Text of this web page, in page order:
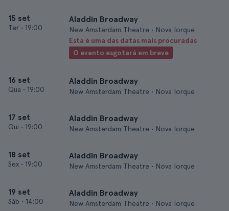
15 set
Ter • 19:00
Aladdin Broadway
New Amsterdam Theatre • Nova Iorque
Esta é uma das datas mais procuradas
O evento esgotará em breve
16 set
Qua • 19:00
Aladdin Broadway
New Amsterdam Theatre • Nova Iorque
17 set
Qui • 19:00
Aladdin Broadway
New Amsterdam Theatre • Nova Iorque
18 set
Sex • 19:00
Aladdin Broadway
New Amsterdam Theatre • Nova Iorque
19 set
Sáb • 14:00
Aladdin Broadway
New Amsterdam Theatre • Nova Iorque